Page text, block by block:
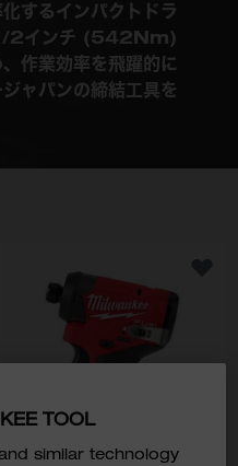
するインパクトドラ
インチ (542Nm)
作業効率を飛躍的に
ャパンの締結工具を
TOOL
similar technology